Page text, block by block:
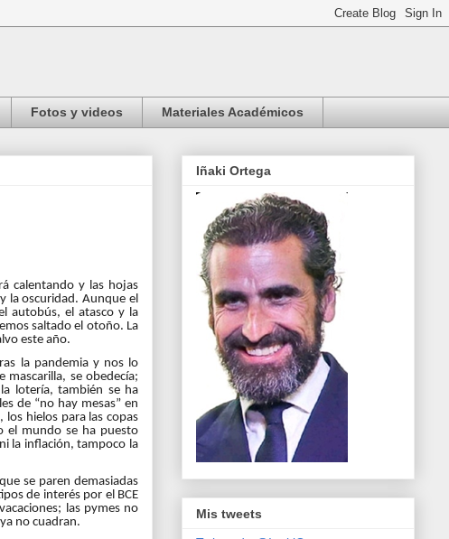
Fotos y videos Materiales Académicos
calentando y las hojas
la oscuridad. Aunque el
autobús, el atasco y la
saltado el otoño. La
este año.
la pandemia y nos lo
se obedecía;
lotería, también se ha
de “no hay mesas” en
hielos para las copas
el mundo se ha puesto
la inflación, tampoco la
se paren demasiadas
de interés por el BCE
las pymes no
no cuadran.
Iñaki Ortega
Mis tweets